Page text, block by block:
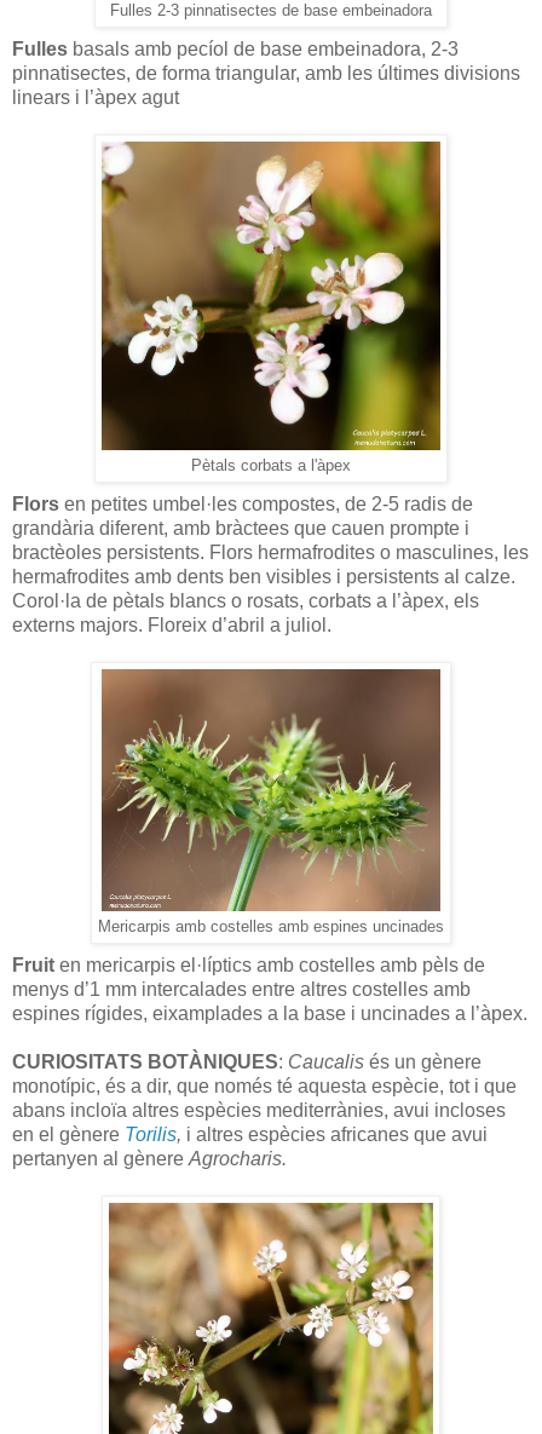
Fulles 2-3 pinnatisectes de base embeinadora
Fulles basals amb pecíol de base embeinadora, 2-3
pinnatisectes, de forma triangular, amb les últimes divisions
linears i l’àpex agut
Pètals corbats a l'àpex
Flors en petites umbel·les compostes, de 2-5 radis de
grandària diferent, amb bràctees que cauen prompte i
bractèoles persistents. Flors hermafrodites o masculines, les
hermafrodites amb dents ben visibles i persistents al calze.
Corol·la de pètals blancs o rosats, corbats a l’àpex, els
externs majors. Floreix d’abril a juliol.
Mericarpis amb costelles amb espines uncinades
Fruit en mericarpis el·líptics amb costelles amb pèls de
menys d’1 mm intercalades entre altres costelles amb
espines rígides, eixamplades a la base i uncinades a l’àpex.
CURIOSITATS BOTÀNIQUES: Caucalis és un gènere
monotípic, és a dir, que només té aquesta espècie, tot i que
abans incloïa altres espècies mediterrànies, avui incloses
en el gènere Torilis, i altres espècies africanes que avui
pertanyen al gènere Agrocharis.